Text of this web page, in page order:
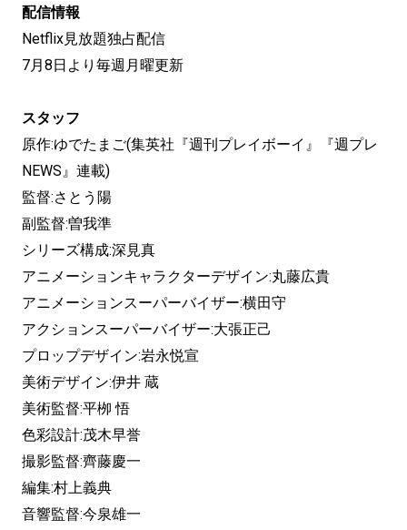
配信情報
Netflix見放題独占配信
7月8日より毎週月曜更新
スタッフ
原作:ゆでたまご(集英社『週刊プレイボーイ』『週プレ
NEWS』連載)
監督:さとう陽
副監督:曽我準
シリーズ構成:深見真
アニメーションキャラクターデザイン:丸藤広貴
アニメーションスーパーバイザー:横田守
アクションスーパーバイザー:大張正己
プロップデザイン:岩永悦宣
美術デザイン:伊井 蔵
美術監督:平栁 悟
色彩設計:茂木早誉
撮影監督:齊藤慶一
編集:村上義典
音響監督:今泉雄一